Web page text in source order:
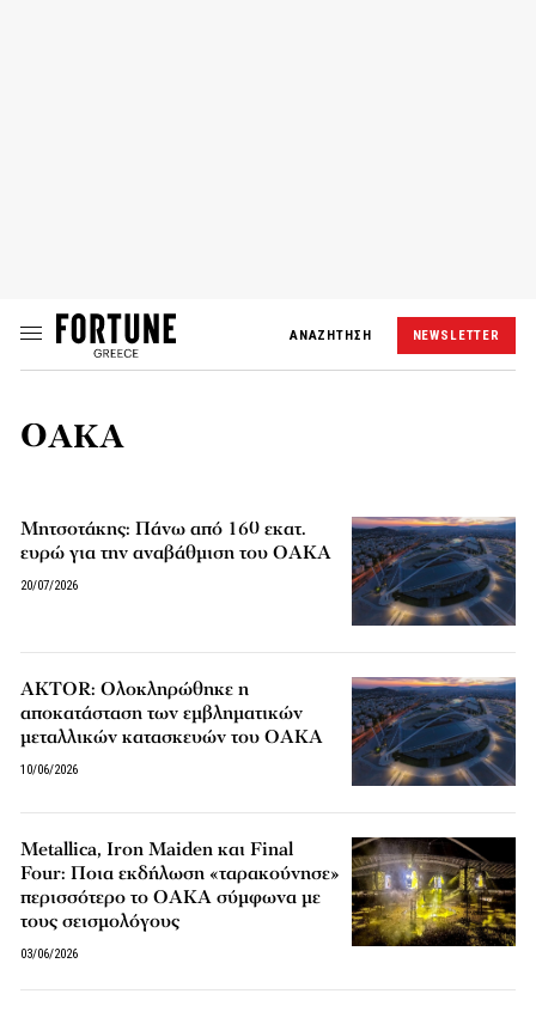
ΑΝΑΖΗΤΗΣΗ NEWSLETTER
ΟΑΚΑ
Μητσοτάκης: Πάνω από 160 εκατ.
ευρώ για την αναβάθμιση του ΟΑΚΑ
20/07/2026
AKTOR: Ολοκληρώθηκε η
αποκατάσταση των εμβληματικών
μεταλλικών κατασκευών του ΟΑΚΑ
10/06/2026
Metallica, Iron Maiden και Final
Four: Ποια εκδήλωση «ταρακούνησε»
περισσότερο το ΟΑΚΑ σύμφωνα με
τους σεισμολόγους
03/06/2026